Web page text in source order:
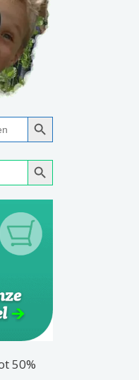
Zoekknop
Zoekknop
50%